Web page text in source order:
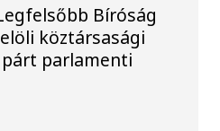
Bíróság
köztársasági
parlamenti